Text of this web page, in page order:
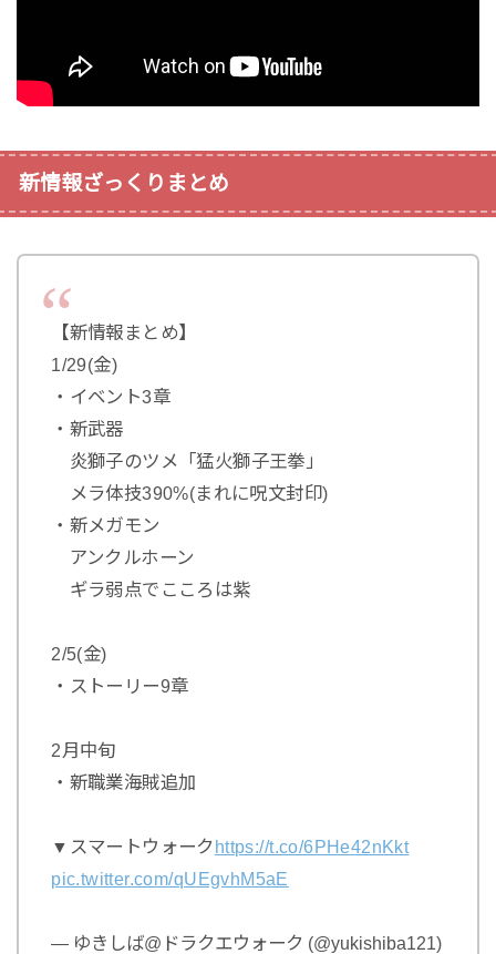
新情報ざっくりまとめ
【新情報まとめ】
1/29(金)
・イベント3章
・新武器
炎獅子のツメ「猛火獅子王拳」
メラ体技390%(まれに呪文封印)
・新メガモン
アンクルホーン
ギラ弱点でこころは紫
2/5(金)
・ストーリー9章
2月中旬
・新職業海賊追加
▼スマートウォークhttps://t.co/6PHe42nKkt
pic.twitter.com/qUEgvhM5aE
— ゆきしば@ドラクエウォーク (@yukishiba121)